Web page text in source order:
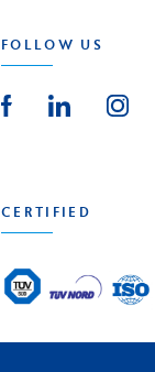
CERTIFIED
FOLLOW US